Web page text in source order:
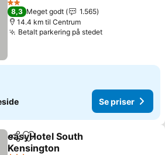
2 Stjerner
8,3 Meget godt
1.565
14.4 km til Centrum
Betalt parkering på stedet
Se priser
Del Føj til favoritter
easyHotel South
Kensington